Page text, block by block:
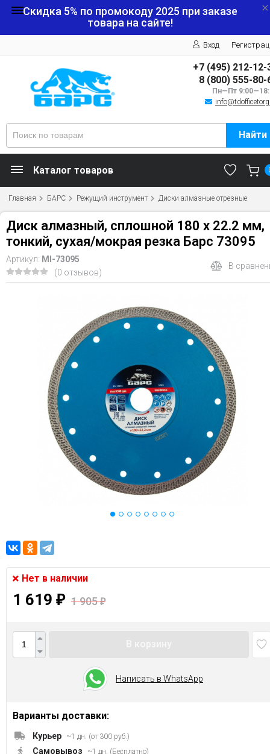
Скидка 5% по промокоду 2025 при заказе
товара на сайте!
Вход
+7 (495) 212-12-
8 (800) 555-80-
Пн—Пт
Найти
Каталог товаров
Главная БАРС Режущий инструмент Диски алмазные отрезные
Диск алмазный, сплошной 180 х 22.2 мм,
тонкий, сухая/мокрая резка Барс 73095
Артикул: MI-73095
(0 отзывов)
В
Нет в наличии
1 619 ₽ 1 905₽
Написать в WhatsApp
Варианты доставки:
Курьер ~1 дн. (от 300 руб.)
Самовывоз ~1 дн. (Бесплатно)